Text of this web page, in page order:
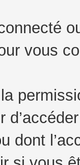
vous
dont